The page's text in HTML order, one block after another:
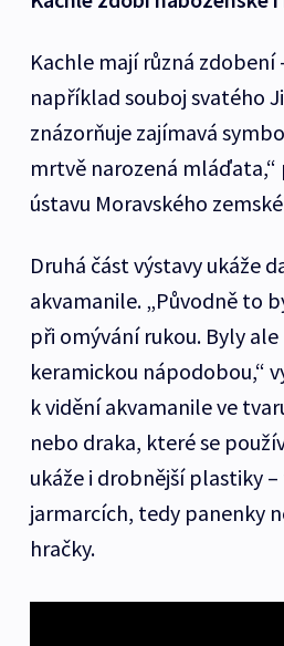
Kachle mají různá
například souboj svatého
znázorňuje zajímavá
mrtvě narozená
ústavu Moravského
Druhá část výstavy ukáže
akvamanile. „Původně to
při omývání rukou. Byly
keramickou nápodobou,“
k vidění akvamanile ve
nebo draka, které se
ukáže i drobnější plastiky
jarmarcích, tedy panenky
hračky.